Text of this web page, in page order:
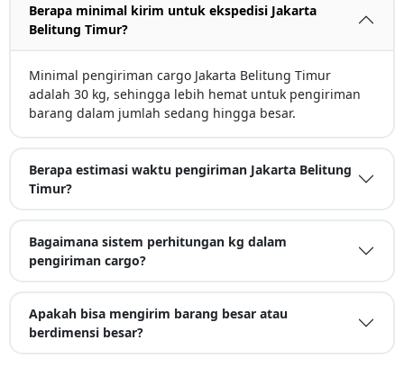
Berapa minimal kirim untuk ekspedisi Jakarta
Belitung Timur?
Minimal pengiriman cargo Jakarta Belitung Timur
adalah 30 kg, sehingga lebih hemat untuk pengiriman
barang dalam jumlah sedang hingga besar.
Berapa estimasi waktu pengiriman Jakarta Belitung
Timur?
Bagaimana sistem perhitungan kg dalam
pengiriman cargo?
Apakah bisa mengirim barang besar atau
berdimensi besar?